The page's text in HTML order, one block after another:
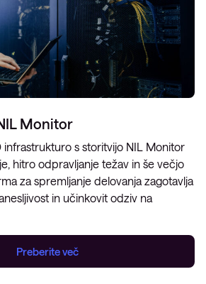
Monitor
infrastrukturo s storitvijo NIL Monitor
hitro odpravljanje težav in še večjo
za spremljanje delovanja zagotavlja
in učinkovit odziv na
Preberite več